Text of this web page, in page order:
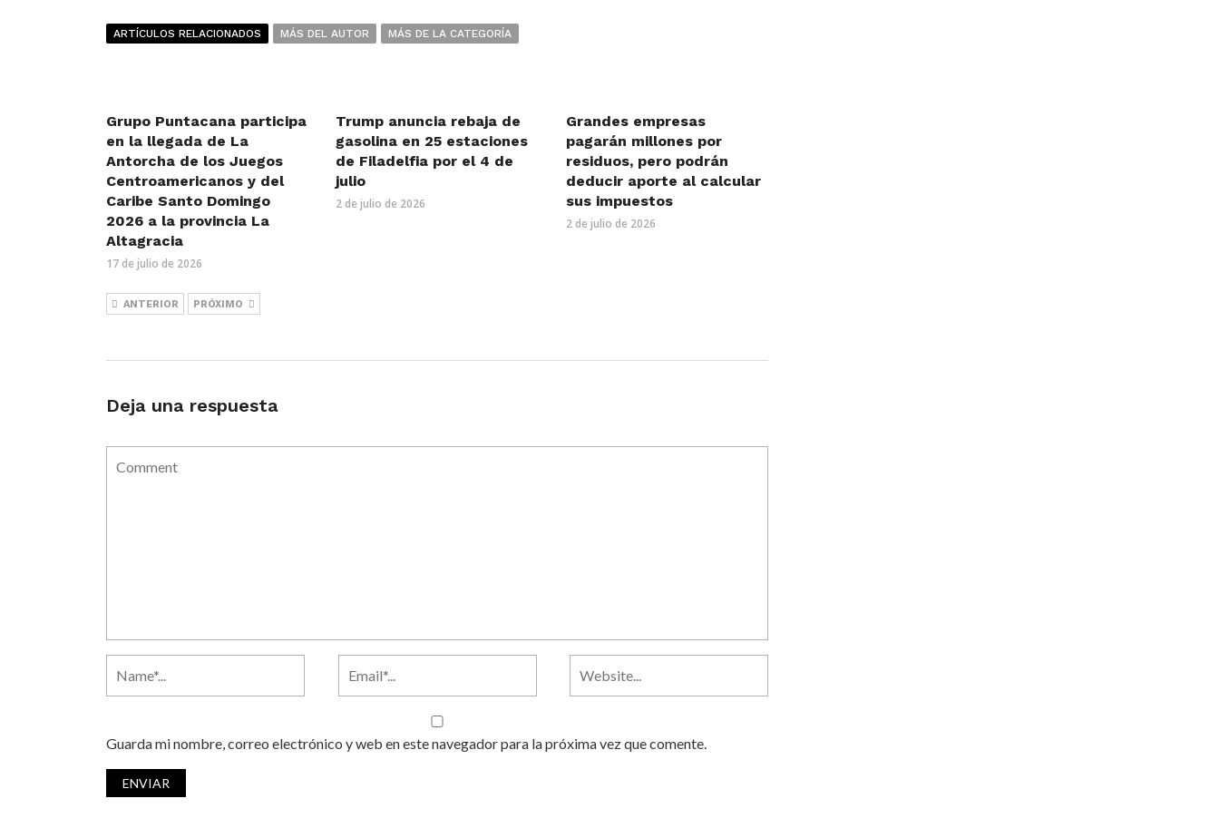
ARTÍCULOS RELACIONADOS MÁS DEL AUTOR MÁS DE LA CATEGORÍA
Grupo Puntacana participa
en la llegada de La
Antorcha de los Juegos
Centroamericanos y del
Caribe Santo Domingo
2026 a la provincia La
Altagracia
17 de julio de 2026
Trump anuncia rebaja de
gasolina en 25 estaciones
de Filadelfia por el 4 de
julio
2 de julio de 2026
Grandes empresas
pagarán millones por
residuos, pero podrán
deducir aporte al calcular
sus impuestos
2 de julio de 2026
ANTERIOR PRÓXIMO
Deja una respuesta
Guarda mi nombre, correo electrónico y web en este navegador para la próxima vez que comente.